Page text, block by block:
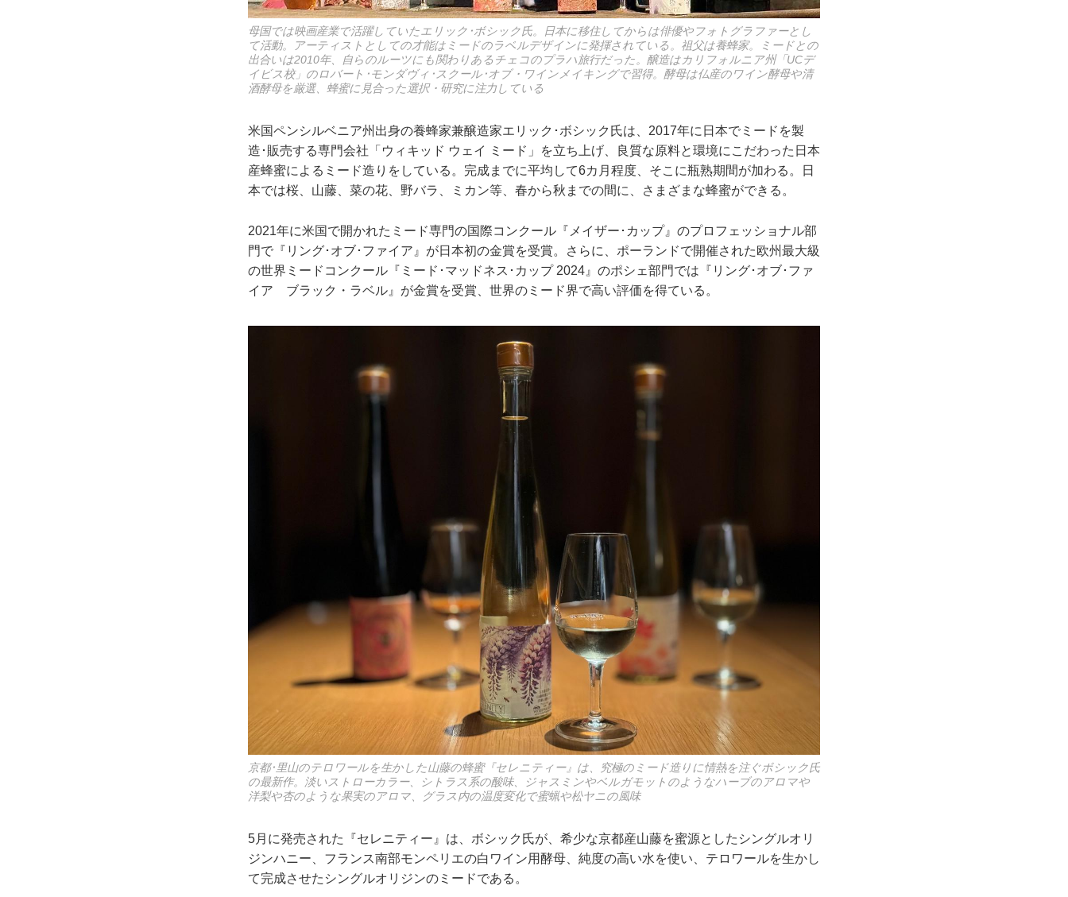
母国では映画産業で活躍していたエリック･ボシック氏。日本に移住してからは俳優やフォトグラファーとし
て活動。アーティストとしての才能はミードのラベルデザインに発揮されている。祖父は養蜂家。ミードとの
出合いは2010年、自らのルーツにも関わりあるチェコのプラハ旅行だった。醸造はカリフォルニア州「UCデ
イビス校」のロバート･モンダヴィ･スクール･オブ・ワインメイキングで習得。酵母は仏産のワイン酵母や清
酒酵母を厳選、蜂蜜に見合った選択・研究に注力している
米国ペンシルベニア州出身の養蜂家兼醸造家エリック･ボシック氏は、2017年に日本でミードを製
造･販売する専門会社「ウィキッド ウェイ ミード」を立ち上げ、良質な原料と環境にこだわった日本
産蜂蜜によるミード造りをしている。完成までに平均して6カ月程度、そこに瓶熟期間が加わる。日
本では桜、山藤、菜の花、野バラ、ミカン等、春から秋までの間に、さまざまな蜂蜜ができる。
2021年に米国で開かれたミード専門の国際コンクール『メイザー･カップ』のプロフェッショナル部
門で『リング･オブ･ファイア』が日本初の金賞を受賞。さらに、ポーランドで開催された欧州最大級
の世界ミードコンクール『ミード･マッドネス･カップ 2024』のポシェ部門では『リング･オブ･ファ
イア ブラック・ラベル』が金賞を受賞、世界のミード界で高い評価を得ている。
京都･里山のテロワールを生かした山藤の蜂蜜『セレニティー』は、究極のミード造りに情熱を注ぐボシック氏
の最新作。淡いストローカラー、シトラス系の酸味、ジャスミンやベルガモットのようなハーブのアロマや
洋梨や杏のような果実のアロマ、グラス内の温度変化で蜜蝋や松ヤニの風味
5月に発売された『セレニティー』は、ボシック氏が、希少な京都産山藤を蜜源としたシングルオリ
ジンハニー、フランス南部モンペリエの白ワイン用酵母、純度の高い水を使い、テロワールを生かし
て完成させたシングルオリジンのミードである。